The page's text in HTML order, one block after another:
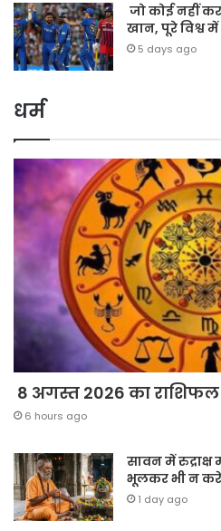
जो कोई नहीं
खान, पूरे विश्व
5 days ago
धर्म
8 अगस्त 2026 का राशिफल
6 hours ago
सावन में रुद्राक्ष
भूलकर भी न
1 day ago